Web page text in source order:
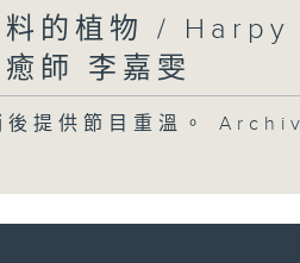
料的植物 /
師 李嘉雯
後提供節目重溫。